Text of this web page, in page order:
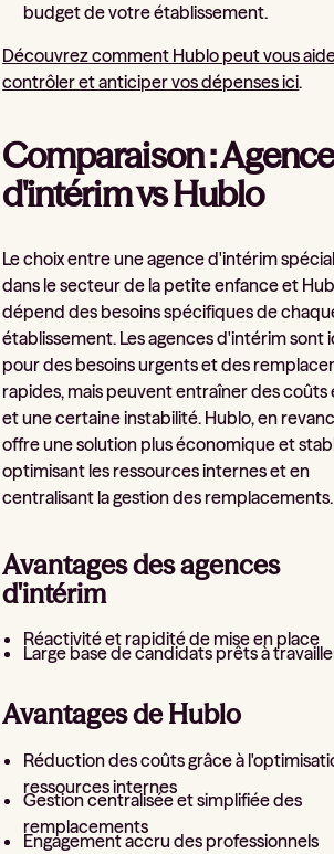
budget de votre établissement.
Découvrez comment Hublo peut vous
contrôler et anticiper vos dépenses ici.
Comparaison : Agence
d'intérim vs Hublo
Le choix entre une agence d'intérim
dans le secteur de la petite enfance et
dépend des besoins spécifiques de
établissement. Les agences d'intérim sont
pour des besoins urgents et des
rapides, mais peuvent entraîner des coûts
et une certaine instabilité. Hublo, en
offre une solution plus économique et
optimisant les ressources internes et en
centralisant la gestion des remplacements.
Avantages des agences
d'intérim
Réactivité et rapidité de mise en place
Large base de candidats prêts à
Avantages de Hublo
Réduction des coûts grâce à
ressources internes
Gestion centralisée et simplifiée des
remplacements
Engagement accru des professionnels